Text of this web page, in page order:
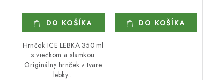
DO KOŠÍKA
Hrnček ICE LEBKA 350 ml
s viečkom a slamkou
Originálny hrnček v tvare
lebky...
DO KOŠÍKA